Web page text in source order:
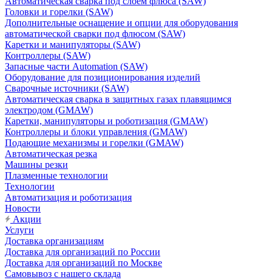
Головки и горелки (SAW)
Дополнительные оснащение и опции для оборудования
автоматической сварки под флюсом (SAW)
Каретки и манипуляторы (SAW)
Контроллеры (SAW)
Запасные части Automation (SAW)
Оборудование для позиционирования изделий
Сварочные источники (SAW)
Автоматическая сварка в защитных газах плавящимся
электродом (GMAW)
Каретки, манипуляторы и роботизация (GMAW)
Контроллеры и блоки управления (GMAW)
Подающие механизмы и горелки (GMAW)
Автоматическая резка
Машины резки
Плазменные технологии
Технологии
Автоматизация и роботизация
Новости
Акции
Услуги
Доставка организациям
Доставка для организаций по России
Доставка для организаций по Москве
Самовывоз с нашего склада